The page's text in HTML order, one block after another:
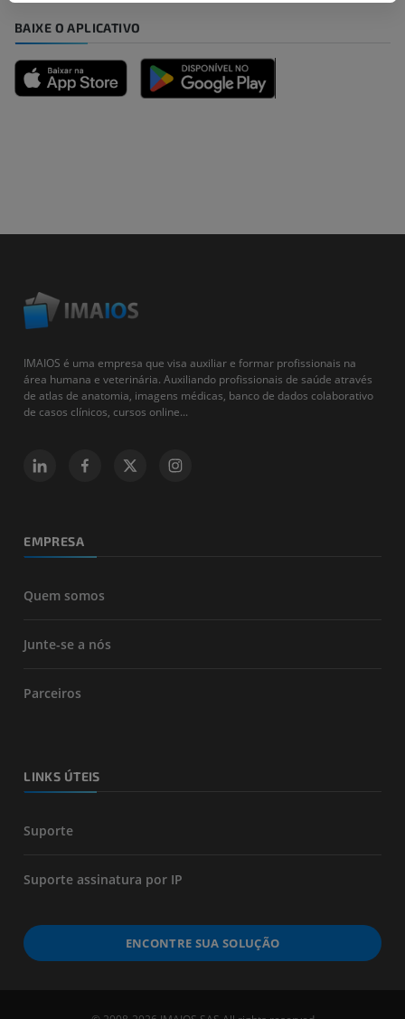
BAIXE O APLICATIVO
IMAIOS é uma empresa que visa auxiliar e formar profissionais na
área humana e veterinária. Auxiliando profissionais de saúde através
de atlas de anatomia, imagens médicas, banco de dados colaborativo
de casos clínicos, cursos online...
EMPRESA
Quem somos
Junte-se a nós
Parceiros
LINKS ÚTEIS
Suporte
Suporte assinatura por IP
ENCONTRE SUA SOLUÇÃO